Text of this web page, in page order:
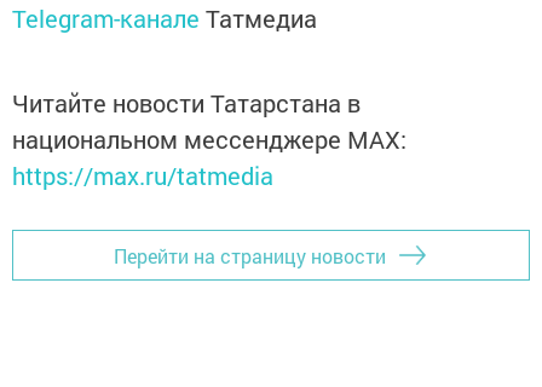
Telegram-канале Татмедиа
Читайте новости Татарстана в
национальном мессенджере MАХ:
https://max.ru/tatmedia
Перейти на страницу новости